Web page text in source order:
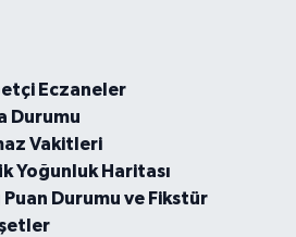
Eczaneler
Durumu
Vakitleri
Yoğunluk Haritası
Puan Durumu ve Fikstür